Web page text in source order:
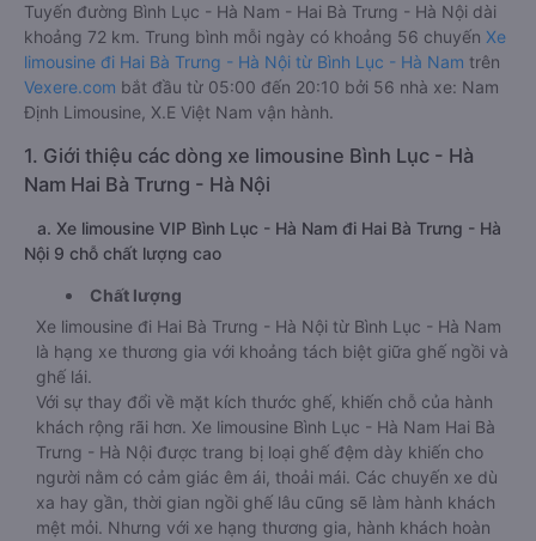
Tuyến đường Bình Lục - Hà Nam - Hai Bà Trưng - Hà Nội dài
khoảng 72 km. Trung bình mỗi ngày có khoảng 56 chuyến Xe
limousine đi Hai Bà Trưng - Hà Nội từ Bình Lục - Hà Nam trên
Vexere.com bắt đầu từ 05:00 đến 20:10 bởi 56 nhà xe: Nam
Định Limousine, X.E Việt Nam vận hành.
1. Giới thiệu các dòng xe limousine Bình Lục - Hà
Nam Hai Bà Trưng - Hà Nội
a. Xe limousine VIP Bình Lục - Hà Nam đi Hai Bà Trưng - Hà
Nội 9 chỗ chất lượng cao
Chất lượng
Xe limousine đi Hai Bà Trưng - Hà Nội từ Bình Lục - Hà Nam
là hạng xe thương gia với khoảng tách biệt giữa ghế ngồi và
ghế lái.
Với sự thay đổi về mặt kích thước ghế, khiến chỗ của hành
khách rộng rãi hơn. Xe limousine Bình Lục - Hà Nam Hai Bà
Trưng - Hà Nội được trang bị loại ghế đệm dày khiến cho
người nằm có cảm giác êm ái, thoải mái. Các chuyến xe dù
xa hay gần, thời gian ngồi ghế lâu cũng sẽ làm hành khách
mệt mỏi. Nhưng với xe hạng thương gia, hành khách hoàn